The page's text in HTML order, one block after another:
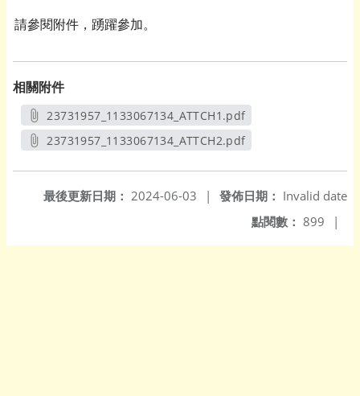
請參閱附件，踴躍參加。
相關附件
23731957_1133067134_ATTCH1.pdf
另開新視窗
23731957_1133067134_ATTCH2.pdf
發佈日期： Invalid date
最後更新日期： 2024-06-03
|
點閱數： 899 |